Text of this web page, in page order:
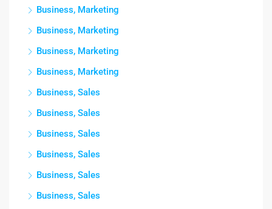
Business, Marketing
Business, Marketing
Business, Marketing
Business, Marketing
Business, Sales
Business, Sales
Business, Sales
Business, Sales
Business, Sales
Business, Sales